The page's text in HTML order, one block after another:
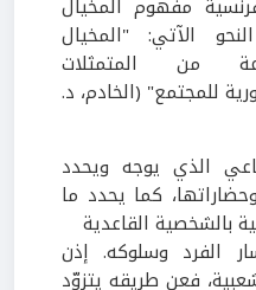
الآتي: "المخيال
من المتمثلات
للمجتمع" (الخادم، د.
الذي يوجه ويحدد
كما يحدد ما
بالشخصية القاعدية
الفرد وسلوكه. إذن
فعن طريقه يتزوّد